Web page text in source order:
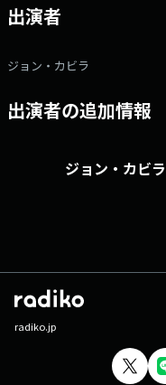
出演者
ジョン・カビラ
出演者の追加情報
ジョン・カビラ
radiko.jp